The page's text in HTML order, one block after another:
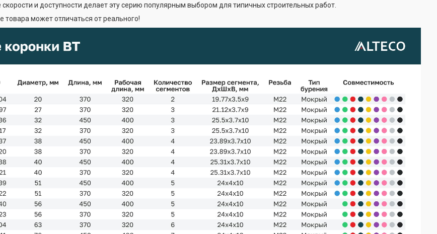
и доступности делает эту серию популярным выбором для типичных строительных работ.
может отличаться от реального!